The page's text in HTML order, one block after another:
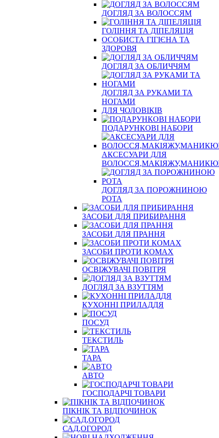
ДОГЛЯД ЗА ВОЛОССЯМ
ГОЛІННЯ ТА ДІПЕЛЯЦІЯ
ОСОБИСТА ГІГІЄНА ТА
ЗДОРОВЯ
ДОГЛЯД ЗА ОБЛИЧЧЯМ
ДОГЛЯД ЗА РУКАМИ ТА
НОГАМИ
ДЛЯ ЧОЛОВІКІВ
ПОДАРУНКОВІ НАБОРИ
АКСЕСУАРИ ДЛЯ
ДОГЛЯД ЗА ПОРОЖНИНОЮ
РОТА
ЗАСОБИ ДЛЯ ПРИБИРАННЯ
ЗАСОБИ ДЛЯ ПРАННЯ
ЗАСОБИ ПРОТИ КОМАХ
ОСВІЖУВАЧІ ПОВІТРЯ
ДОГЛЯД ЗА ВЗУТТЯМ
КУХОННІ ПРИЛАДДЯ
ПОСУД
ТЕКСТИЛЬ
ТАРА
АВТО
ГОСПОДАРЧІ ТОВАРИ
ПІКНІК ТА ВІДПОЧИНОК
САД,ОГОРОД